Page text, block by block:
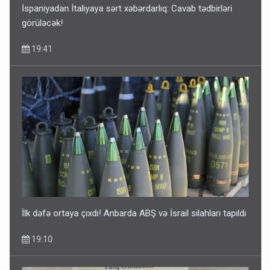
Media və Yayım Şurasına əlavə hüquq və vəzifələr verilib
13:24
İspaniyadan İtaliyaya sərt xəbərdarlıq: Cavab tədbirləri
görüləcək!
19:41
İlk dəfə ortaya çıxdı! Anbarda ABŞ və İsrail silahları tapıldı
19:10